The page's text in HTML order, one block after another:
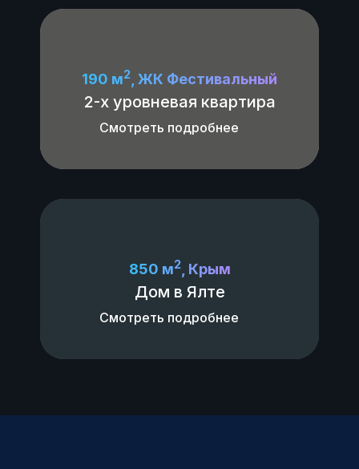
190 м2, ЖК Фестивальный
2-х уровневая квартира
Смотреть подробнее
850 м2, Крым
Дом в Ялте
Смотреть подробнее